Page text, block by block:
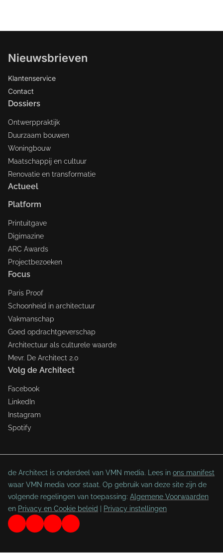
Nieuwsbrieven
Klantenservice
Contact
Dossiers
Ontwerppraktijk
Duurzaam bouwen
Woningbouw
Maatschappij en cultuur
Renovatie en transformatie
Actueel
Platform
Printuitgave
Digimazine
ARC Awards
Projectbezoeken
Focus
Paris Proof
Schoonheid in architectuur
Vakmanschap
Goed opdrachtgeverschap
Architectuur als culturele waarde
Mevr. De Architect 2.0
Volg de Architect
Facebook
LinkedIn
Instagram
Spotify
de Architect is onderdeel van VMN media. Lees in ons manifest
waar VMN media voor staat. Op gebruik van deze site zijn de
volgende regelingen van toepassing: Algemene Voorwaarden
en Privacy en Cookie beleid Privacy instellingen